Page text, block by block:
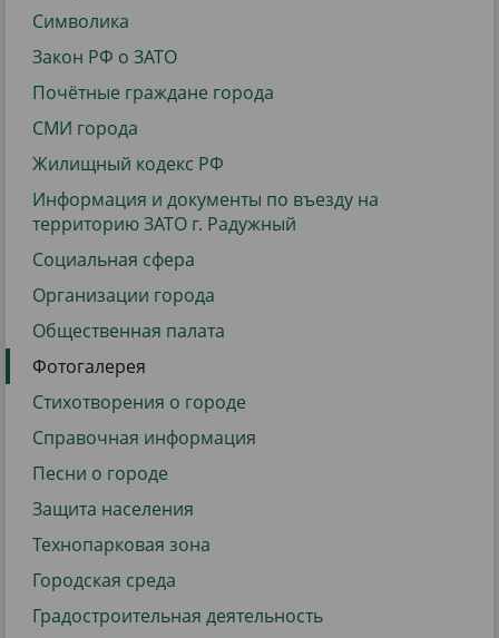
Символика
Закон РФ о ЗАТО
Почётные граждане города
СМИ города
Жилищный кодекс РФ
Информация и документы по въезду на
территорию ЗАТО г. Радужный
Социальная сфера
Организации города
Общественная палата
Фотогалерея
Стихотворения о городе
Справочная информация
Песни о городе
Защита населения
Технопарковая зона
Городская среда
Градостроительная деятельность